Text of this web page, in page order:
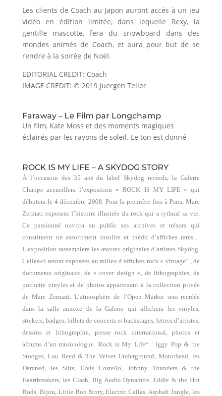
Les clients de Coach au Japon auront accès à un jeu
vidéo en édition limitée, dans lequelle Rexy, la
gentille mascotte, fera du snowboard dans des
mondes animés de Coach, et aura pour but de se
rendre à la soirée de Noël.
EDITORIAL CREDIT: Coach
IMAGE CREDIT: © 2019 Juergen Teller
Faraway – Le Film par Longchamp
Un film, Kate Moss et des moments magiques
éclairés par les rayons de soleil. Le ton est donné
ROCK IS MY LIFE – A SKYDOG STORY
À l’occasion des 35 ans du label Skydog records, la Galerie
Chappe accueillera l’exposition « ROCK IS MY LIFE » qui
débutera le 4 décembre 2008. Pour la première fois à Paris, Marc
Zermati exposera l’histoire illustrée du rock qui a rythmé sa vie.
Ce passionné ouvrira au public ses archives et trésors qui
constituent un assortiment insolite et inédit d’affiches rares…
L’exposition rassemblera les œuvres originales d’artistes Skydog.
Celles-ci seront exposées au milieu d’affiches rock « vintage” , de
documents originaux, de « cover design », de lithographies, de
pochette vinyles et de photos appartenant à la collection privée
de Marc Zermati. L’atmosphère de l’Open Market sera recréée
dans la salle annexe de la Galerie qui affichera les vinyles,
stickers, badges, billets de concerts et backstages, lettres d’artistes,
dessins et lithographie, presse rock international, photos et
albums d’un musicologue. Rock is My Life* : Iggy Pop & the
Stooges, Lou Reed & The Velvet Underground, Motorhead, les
Damned, les Slits, Elvis Costello, Johnny Thunders & the
Heartbreakers, les Clash, Big Audio Dynamite, Eddie & the Hot
Rods, Bijou, Little Bob Story, Electric Callas, Asphalt Jungle, les